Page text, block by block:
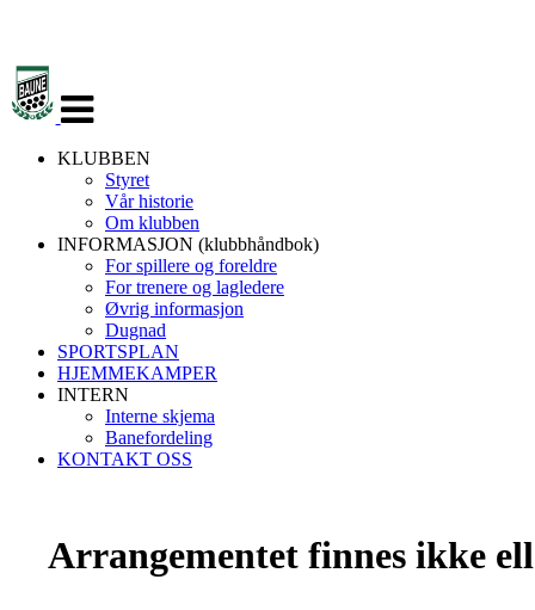
navigasjon
KLUBBEN
Styret
Vår historie
Om klubben
INFORMASJON (klubbhåndbok)
For spillere og foreldre
For trenere og lagledere
Øvrig informasjon
Dugnad
SPORTSPLAN
HJEMMEKAMPER
INTERN
Interne skjema
Banefordeling
KONTAKT OSS
Arrangementet finnes ikke